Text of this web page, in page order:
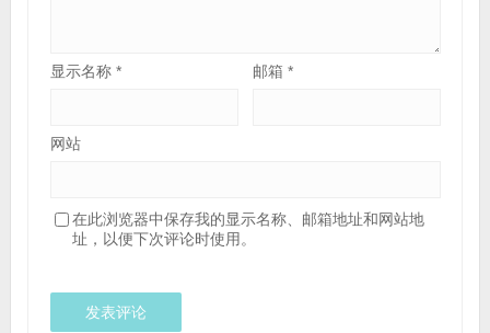
显示名称 * 邮箱*
网站
在此浏览器中保存我的显示名称、邮箱地址和网站地
址，以便下次评论时使用。